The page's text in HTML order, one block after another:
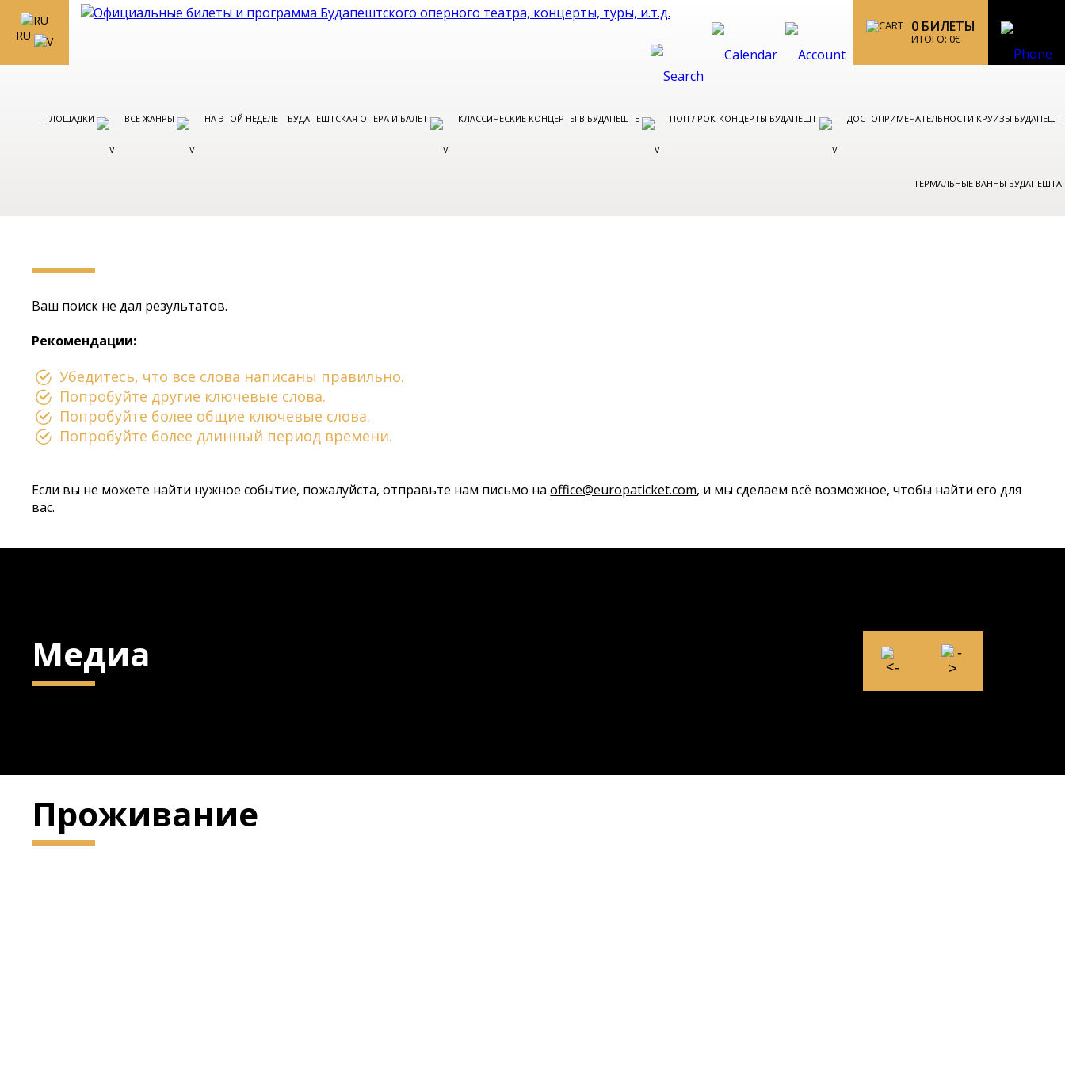
RU
0 БИЛЕТЫ
ИТОГО: 0€
ПЛОЩАДКИ ВСЕ ЖАНРЫ НА ЭТОЙ НЕДЕЛЕ БУДАПЕШТСКАЯ ОПЕРА И БАЛЕТ КЛАССИЧЕСКИЕ КОНЦЕРТЫ В БУДАПЕШТЕ ПОП / РОК-КОНЦЕРТЫ БУДАПЕШТ ДОСТОПРИМЕЧАТЕЛЬНОСТИ КРУИЗЫ БУДАПЕШТ
ТЕРМАЛЬНЫЕ ВАННЫ БУДАПЕШТА
Ваш поиск не дал результатов.
Рекомендации:
Убедитесь, что все слова написаны правильно.
Попробуйте другие ключевые слова.
Попробуйте более общие ключевые слова.
Попробуйте более длинный период времени.
Если вы не можете найти нужное событие, пожалуйста, отправьте нам письмо наoffice@europaticket.com, и мы сделаем всё возможное, чтобы найти его для
вас.
Медиа
Проживание